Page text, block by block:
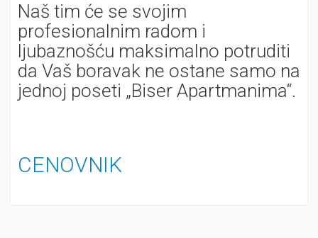
Naš tim će se svojim
profesionalnim radom i
ljubaznošću maksimalno potruditi
da Vaš boravak ne ostane samo na
jednoj poseti „Biser Apartmanima“.
CENOVNIK